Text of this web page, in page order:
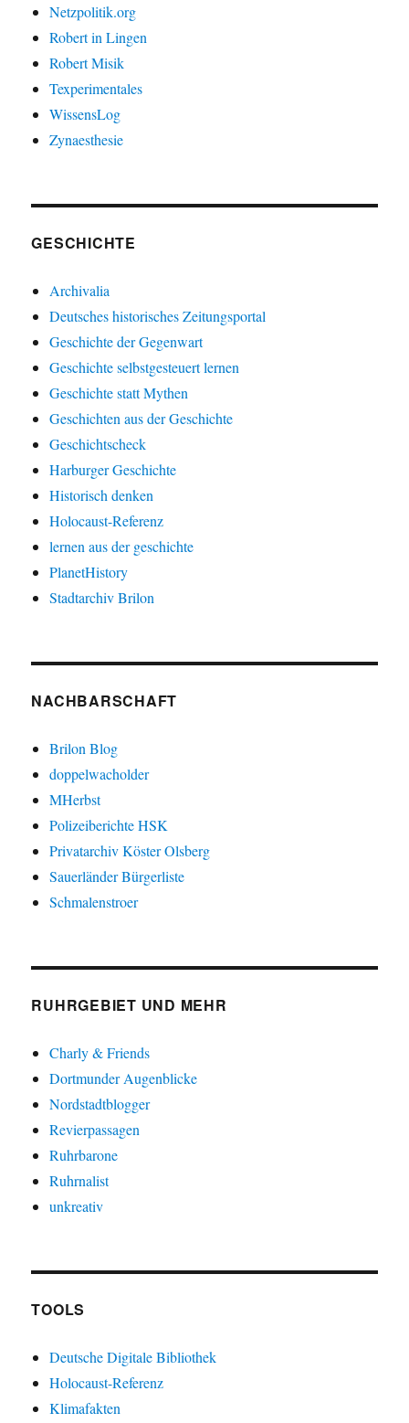
Netzpolitik.org
Robert in Lingen
Robert Misik
Texperimentales
WissensLog
Zynaesthesie
GESCHICHTE
Archivalia
Deutsches historisches Zeitungsportal
Geschichte der Gegenwart
Geschichte selbstgesteuert lernen
Geschichte statt Mythen
Geschichten aus der Geschichte
Geschichtscheck
Harburger Geschichte
Historisch denken
Holocaust-Referenz
lernen aus der geschichte
PlanetHistory
Stadtarchiv Brilon
NACHBARSCHAFT
Brilon Blog
doppelwacholder
MHerbst
Polizeiberichte HSK
Privatarchiv Köster Olsberg
Sauerländer Bürgerliste
Schmalenstroer
RUHRGEBIET UND MEHR
Charly & Friends
Dortmunder Augenblicke
Nordstadtblogger
Revierpassagen
Ruhrbarone
Ruhrnalist
unkreativ
TOOLS
Deutsche Digitale Bibliothek
Holocaust-Referenz
Klimafakten